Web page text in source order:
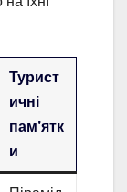
Турист
ичні
пам’ятк
и